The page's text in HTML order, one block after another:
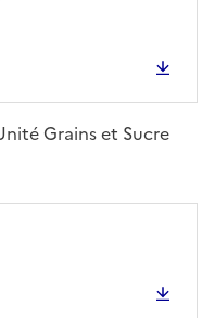
Grains et Sucre